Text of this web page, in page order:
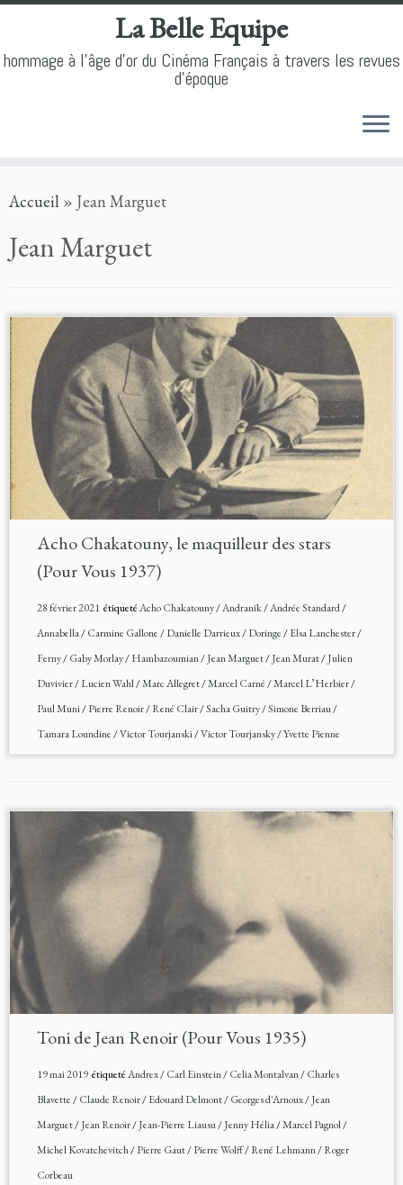
to
La Belle Equipe
hommage à l'âge d'or du Cinéma Français à travers les revues
d'époque
Accueil » Jean Marguet
Jean Marguet
Acho Chakatouny, le maquilleur des stars
(Pour Vous 1937)
28 février 2021étiquetéAcho Chakatouny/Andranik/Andrée Standard/
Annabella/Carmine Gallone/Danielle Darrieux/Doringe/Elsa Lanchester/
Ferny/Gaby Morlay/Hambazoumian/Jean Marguet/Jean Murat/Julien
Duvivier/Lucien Wahl/Marc Allegret/Marcel Carné/Marcel L’Herbier/
Paul Muni/Pierre Renoir/René Clair/Sacha Guitry/Simone Berriau/
Tamara Loundine/Victor Tourjanski/Victor Tourjansky/Yvette Pienne
Toni de Jean Renoir (Pour Vous 1935)
19 mai 2019étiquetéAndrex/Carl Einstein/Celia Montalvan/Charles
Blavette/Claude Renoir/Edouard Delmont/Georges d'Arnoux/Jean
Marguet/Jean Renoir/Jean-Pierre Liausu/Jenny Hélia/Marcel Pagnol/
Michel Kovatchevitch/Pierre Gaut/Pierre Wolff/René Lehmann/Roger
Corbeau